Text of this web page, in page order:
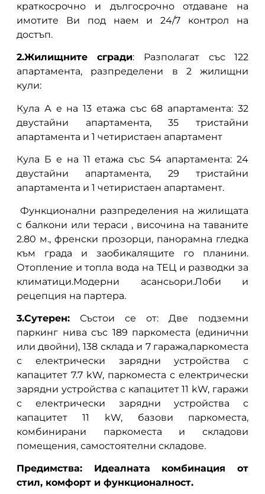
краткосрочно и дългосрочно отдаване на
имотите Ви под наем и 24/7 контрол на
достъп.
2.Жилищните сгради: Разполагат със 122
апартамента, разпределени в 2 жилищни
кули:
Кула А е на 13 етажа със 68 апартамента: 32
двустайни апартамента, 35 тристайни
апартамента и 1 четиристаен апартамент
Кула Б е на 11 етажа със 54 апартамента: 24
двустайни апартамента, 29 тристайни
апартамента и 1 четиристаен апартамент.
Функционални разпределения на жилищата
с балкони или тераси , височина на таваните
2.80 м., френски прозорци, панорамна гледка
към града и заобикалящите го планини.
Отопление и топла вода на ТЕЦ и разводки за
климатици.Модерни асансьори.Лоби и
рецепция на партера.
3.Сутерен:Състои се от: Две подземни
паркинг нива със 189 паркоместа (единични
или двойни), 138 склада и 7 гаража,паркоместа
с електрически зарядни устройства с
капацитет 7.7 kW, паркоместа с електрически
зарядни устройства с капацитет 11 kW, гаражи
с електрически зарядни устройства с
капацитет 11 kW, базови паркоместа,
комбинирани паркоместа и складови
помещения, самостоятелни складове.
Предимства: Идеалната комбинация от
стил, комфорт и функционалност.